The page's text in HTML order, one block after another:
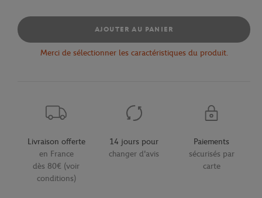
AJOUTER AU PANIER
Merci de sélectionner les caractéristiques du produit.
Livraison offerte
en France
dès 80€ (voir
conditions)
14 jours pour
changer d'avis
Paiements
sécurisés par
carte